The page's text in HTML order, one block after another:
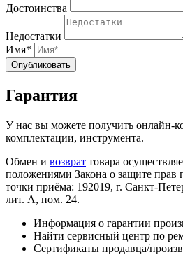
Достоинства
Недостатки
Имя*
Опубликовать
Гарантия
У нас вы можете получить онлайн-
комплектации, инструмента.
Обмен и возврат товара
положениями Закона о защите прав
точки приёма: 192019, г. Санкт-
лит. А, пом. 24.
Информация о гарантии
Найти сервисный центр по
Сертификаты продавца/